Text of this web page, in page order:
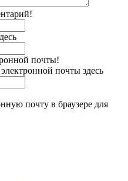
почты!
почты здесь
почту в браузере для